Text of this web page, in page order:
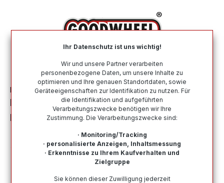
Motorradreifen Nach Marke KENDA
KENDA 100/100 - 18 TT 54S MILLVILLE
BLACK K771 NHS
Ihr Datenschutz ist uns wichtig!
Wir und unsere Partner verarbeiten
personenbezogene Daten, um unsere Inhalte zu
optimieren und Ihre genauen Standortdaten, sowie
Geräteeigenschaften zur Identifikation zu nutzen. Für
die Identifikation und aufgeführten
Verarbeitungszwecke benötigen wir Ihre
Zustimmung. Die Verarbeitungszwecke sind:
· Monitoring/Tracking
· personalisierte Anzeigen, Inhaltsmessung
· Erkenntnisse zu Ihrem Kaufverhalten und
Zielgruppe
Sie können dieser Zuwilligung jederzeit